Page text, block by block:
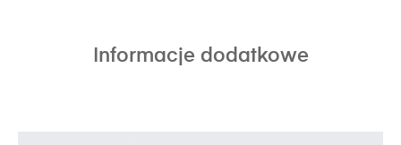
Informacje dodatkowe